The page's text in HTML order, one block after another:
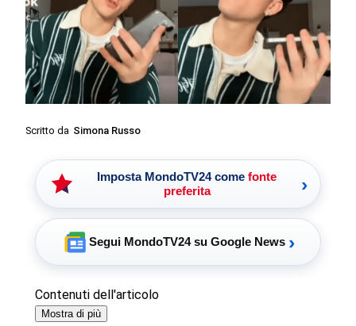
Scritto da Simona Russo
Imposta MondoTV24 come fonte
preferita
›
Segui MondoTV24 su Google News ›
Contenuti dell'articolo
Mostra di più